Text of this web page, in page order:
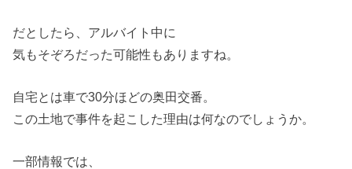
だとしたら、アルバイト中に
気もそぞろだった可能性もありますね。
自宅とは車で30分ほどの奥田交番。
この土地で事件を起こした理由は何なのでしょうか。
一部情報では、